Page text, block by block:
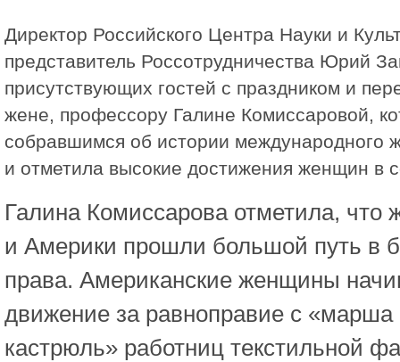
Директор Российского Центра Науки и
представитель Россотрудничества Юрий
присутствующих гостей с праздником и
жене, профессору Галине Комиссаровой,
собравшимся об истории международного
и отметила высокие достижения женщин в
Галина Комиссарова отметила,
и Америки прошли большой путь в
права. Американские женщины
движение за равноправие с «марша
кастрюль» работниц текстильной